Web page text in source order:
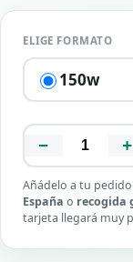
ELIGE FORMATO
150w
− +
Añádelo a tu
España o recogida
tarjeta llegará muy